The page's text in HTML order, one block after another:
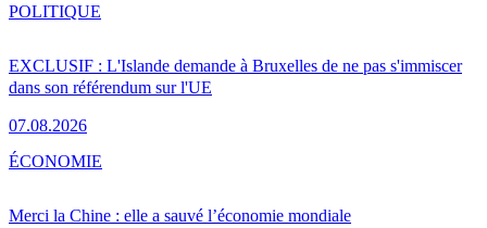
EXCLUSIF : L'Islande demande à Bruxelles de ne pas s'immiscer
dans son référendum sur l'UE
07.08.2026
POLITIQUE
Merci la Chine : elle a sauvé l’économie mondiale
ÉCONOMIE